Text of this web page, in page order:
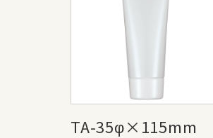
TA-35φ×115mm